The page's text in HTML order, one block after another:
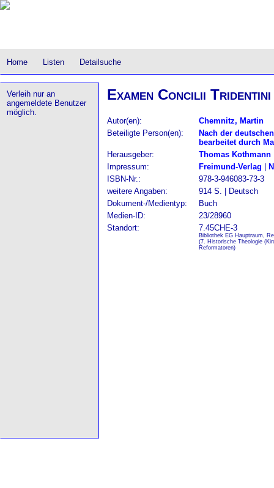
Home Listen Detailsuche
Verleih nur an
angemeldete Benutzer
möglich.
Examen Concilii
Autor(en):
Chemnitz, Martin
Beteiligte Person(en):
Nach der
bearbeitet durch
Herausgeber:
Thomas Kothmann
Impressum:
Freimund-Verlag
ISBN-Nr.:
978-3-946083-73-3
weitere Angaben:
914 S. | Deutsch
Dokument-/Medientyp:
Buch
Medien-ID:
23/28960
Standort:
7.45CHE-3
Bibliothek EG Hauptraum,
(7. Historische Theologie
Reformatoren)